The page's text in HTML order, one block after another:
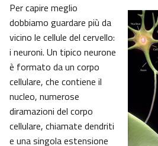
Per capire meglio
dobbiamo guardare più da
vicino le cellule del cervello:
i neuroni. Un tipico neurone
è formato da un corpo
cellulare, che contiene il
nucleo, numerose
diramazioni del corpo
cellulare, chiamate dendriti
e una singola estensione